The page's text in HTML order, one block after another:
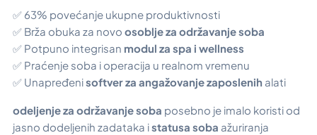
✅ 63% povećanje ukupne produktivnosti
✅ Brža obuka za novo osoblje za održavanje soba
✅ Potpuno integrisan modul za spa i wellness
✅ Praćenje soba i operacija u realnom vremenu
✅ Unapređenisoftver za angažovanje zaposlenih alati
odeljenje za održavanje soba posebno je imalo koristi od
jasno dodeljenih zadataka istatusa soba ažuriranja